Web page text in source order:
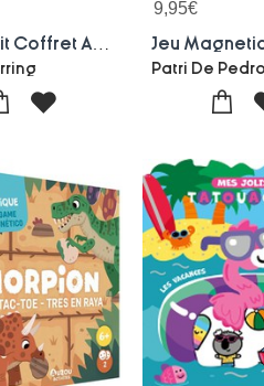
9,95€
Patri De Pedro